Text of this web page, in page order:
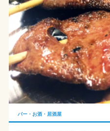
バー・お酒・居酒屋